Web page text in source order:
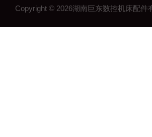
Copyright © 2026湖南巨东数控机床配